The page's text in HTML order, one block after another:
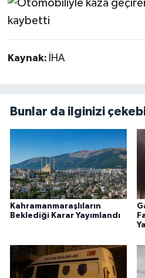
Kaynak: İHA
Bunlar da ilginizi
Kahramanmaraşlıların
Beklediği Karar Yayımlandı